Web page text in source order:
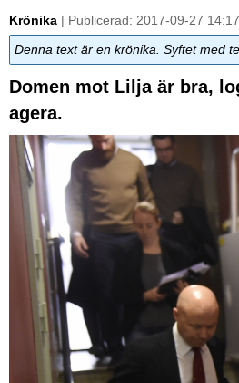
Krönika | Publicerad: 2017-09-27 14:17
Denna text är en krönika. Syftet med
Domen mot Lilja är bra,
agera.